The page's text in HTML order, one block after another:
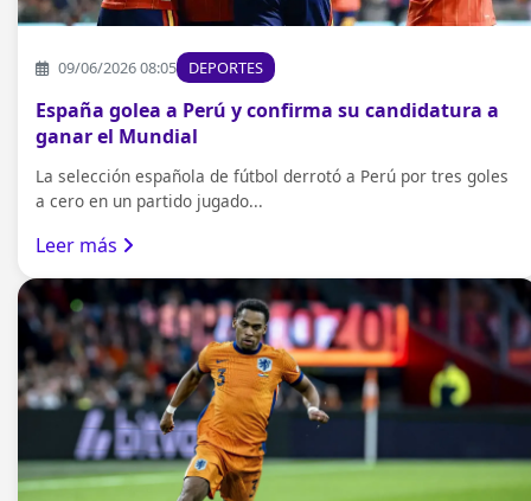
09/06/2026 08:05 DEPORTES
España golea a Perú y confirma su candidatura a
ganar el Mundial
La selección española de fútbol derrotó a Perú por tres goles
a cero en un partido jugado...
Leer más